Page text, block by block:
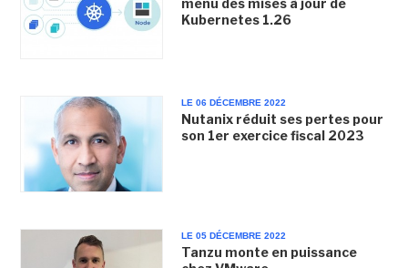
menu des mises à jour de
Kubernetes 1.26
LE 06 DÉCEMBRE 2022
Nutanix réduit ses pertes pour
son 1er exercice fiscal 2023
LE 05 DÉCEMBRE 2022
Tanzu monte en puissance